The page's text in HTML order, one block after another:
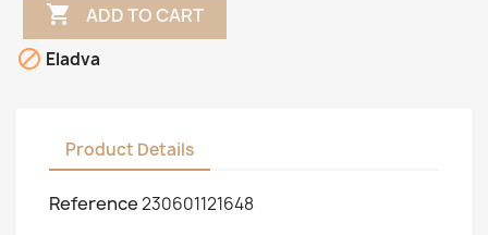
 ADD TO CART
 Eladva
Product Details
Reference230601121648